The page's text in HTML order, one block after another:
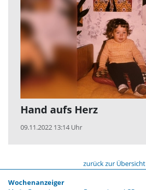
Hand aufs Herz
09.11.2022 13:14 Uhr
zurück zur Übersicht
Wochenanzeiger